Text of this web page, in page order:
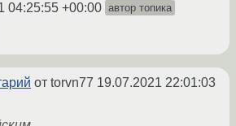
04:25:55 +00:00 автор топика
от torvn77 19.07.2021 22:01:03